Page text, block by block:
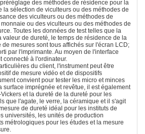
des méthodes de résidence pour la
la sélection de viculteurs ou des méthodes de
des viculteurs ou des méthodes de
ou des viculteurs ou des méthodes de
Toutes les données de test telles que la
valeur de dureté, le temps de résidence de la
de mesures sont tous affichés sur l'écran LCD;
par l'imprimante. Au moyen de l'interface
connecté à l'ordinateur.
du client, l'instrument peut être
de mesure vidéo et de dispositifs
convient pour tester les micro et minces
surface imprégnée et revêtue, il est également
et la dureté de la dureté pour les
que l'agate, le verre, la céramique et il s'agit
de dureté idéal pour les instituts de
universités, les unités de production
métrologiques pour les études et la mesure